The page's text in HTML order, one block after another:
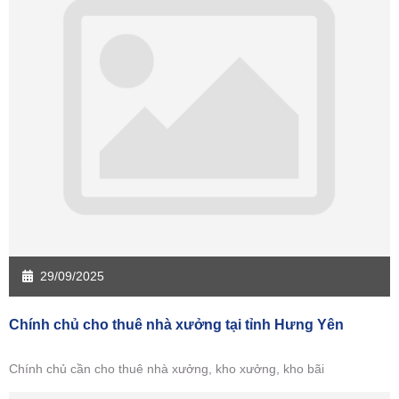
29/09/2025
Chính chủ cho thuê nhà xưởng tại tỉnh Hưng Yên
Chính chủ cần cho thuê nhà xưởng, kho xưởng, kho bãi